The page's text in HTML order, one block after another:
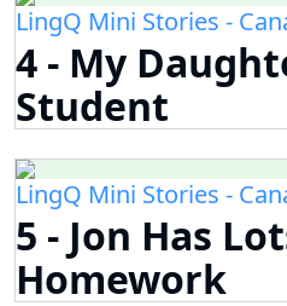
LingQ Mini Stories -
4 - My
Student
LingQ Mini Stories -
5 - Jon Has
Homework